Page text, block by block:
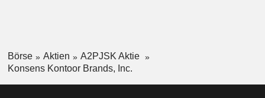
Börse Aktien
A2PJSK Aktie
Konsens Kontoor Brands, Inc.